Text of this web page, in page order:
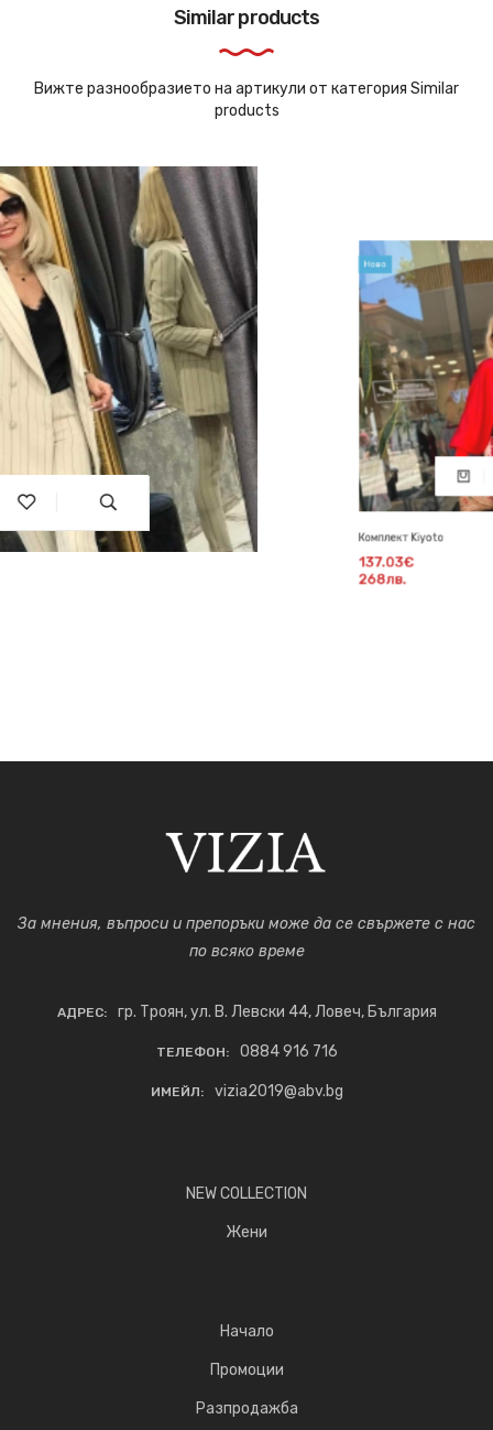
Similar products
Вижте разнообразието на артикули от категория Similar
products
Ново
За мнения, въпроси и препоръки може да се свържете с нас
по всяко време
АДРЕС: гр. Троян, ул. В. Левски 44, Ловеч, България
ТЕЛЕФОН: 0884 916 716
ИМЕЙЛ: vizia2019@abv.bg
NEW COLLECTION
Жени
Начало
Промоции
Разпродажба